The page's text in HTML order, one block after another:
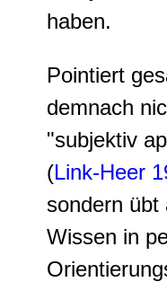
haben.
Pointiert
demnach
"subjektiv
(Link-Heer
sondern
Wissen in